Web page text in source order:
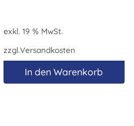
exkl. 19 % MwSt.
zzgl.Versandkosten
In den Warenkorb